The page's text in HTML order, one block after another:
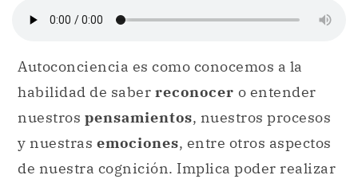
Autoconciencia es como conocemos a la
habilidad de saber reconocer o entender
nuestros pensamientos, nuestros procesos
y nuestras emociones, entre otros aspectos
de nuestra cognición. Implica poder realizar